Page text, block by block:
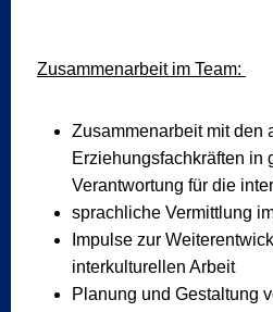
Zusammenarbeit im Team:
Zusammenarbeit mit den
Erziehungsfachkräften in
Verantwortung für die
sprachliche Vermittlung
Impulse zur
interkulturellen Arbeit
Planung und Gestaltung